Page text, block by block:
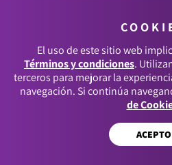
El uso de este sitio web
Términos y condiciones.
terceros para mejorar la
navegación. Si continúa
de
ACEPTO